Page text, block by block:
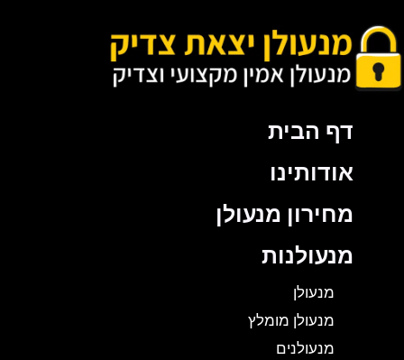
דף הבית
אודותינו
מחירון מנעולן
מנעולנות
מנעולן
מנעולן מומלץ
מנעולנים